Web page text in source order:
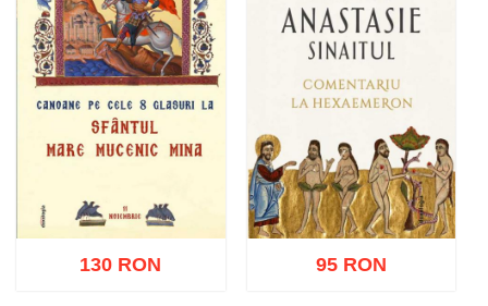
130 RON 95 RON